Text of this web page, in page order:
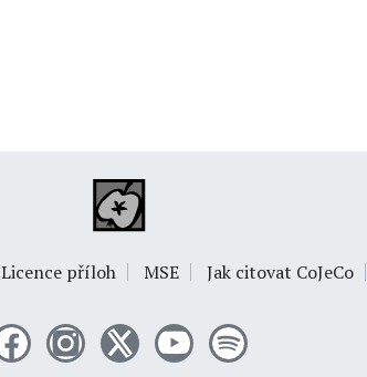
Licence příloh MSE Jak citovat CoJeCo